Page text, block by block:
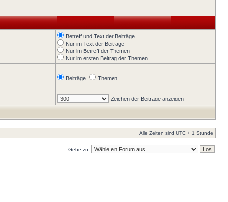
Betreff und Text der Beiträge
Nur im Text der Beiträge
Nur im Betreff der Themen
Nur im ersten Beitrag der Themen
Beiträge Themen
Zeichen der Beiträge anzeigen
Alle Zeiten sind UTC + 1 Stunde
Gehe zu: